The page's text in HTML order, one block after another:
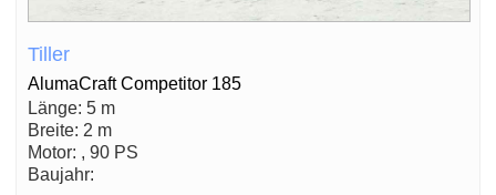
Tiller
AlumaCraft Competitor 185
Länge: 5 m
Breite: 2 m
Motor: , 90 PS
Baujahr: